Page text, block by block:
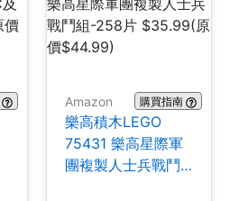
Amazon 購買指南
樂高積木LEGO
75431 樂高星際軍
團複製人士兵戰鬥